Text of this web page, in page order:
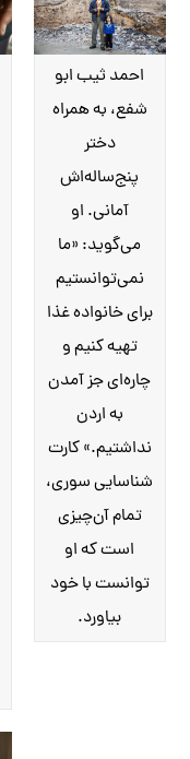
احمد ثیب ابو
شفع، به همراه
دختر
پنج‌ساله‌اش
آمانی. او
می‌گوید: «ما
نمی‌توانستیم
برای خانواده غذا
تهیه کنیم و
چاره‌ای جز آمدن
به اردن
نداشتیم.» کارت
شناسایی سوری،
تمام آن‌چیزی
است که او
توانست با خود
بیاورد.